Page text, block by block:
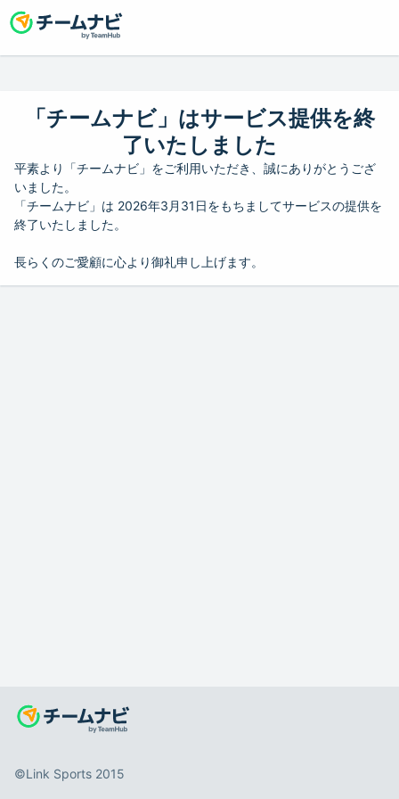
「チームナビ」はサービス提供を終
了いたしました
平素より「チームナビ」をご利用いただき、誠にありがとうござ
いました。
「チームナビ」は 2026年3月31日をもちましてサービスの提供を
終了いたしました。
長らくのご愛顧に心より御礼申し上げます。
©️Link Sports 2015